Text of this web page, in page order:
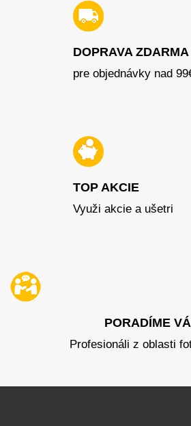
DOPRAVA ZDARMA
pre objednávky nad
TOP AKCIE
Využi akcie a ušetri
PORADÍME
Profesionáli z oblasti